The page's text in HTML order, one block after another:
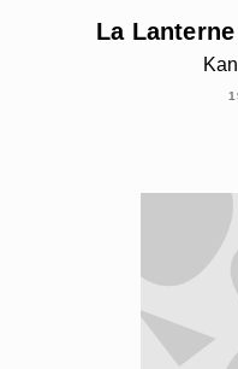
La